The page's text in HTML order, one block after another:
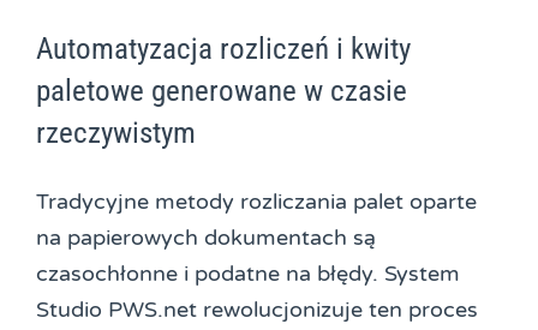
Automatyzacja rozliczeń i kwity
paletowe generowane w czasie
rzeczywistym
Tradycyjne metody rozliczania palet oparte
na papierowych dokumentach są
czasochłonne i podatne na błędy. System
Studio PWS.net rewolucjonizuje ten proces